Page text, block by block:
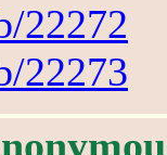
22272
22273